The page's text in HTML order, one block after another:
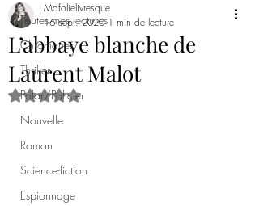
Toutes mes lectures
Chroniques
Thriller
Polar/Policier
Nouvelle
Roman
Science-fiction
Espionnage
L’abbaye blanche de
Laurent Malot
Mafolielivresque
16 sept. 2020 1 min de lecture
Noté NaN étoiles sur 5.